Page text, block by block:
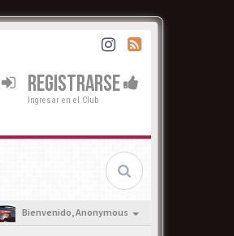
REGISTRARSE
Ingresar en el Club
Bienvenido,Anonymous